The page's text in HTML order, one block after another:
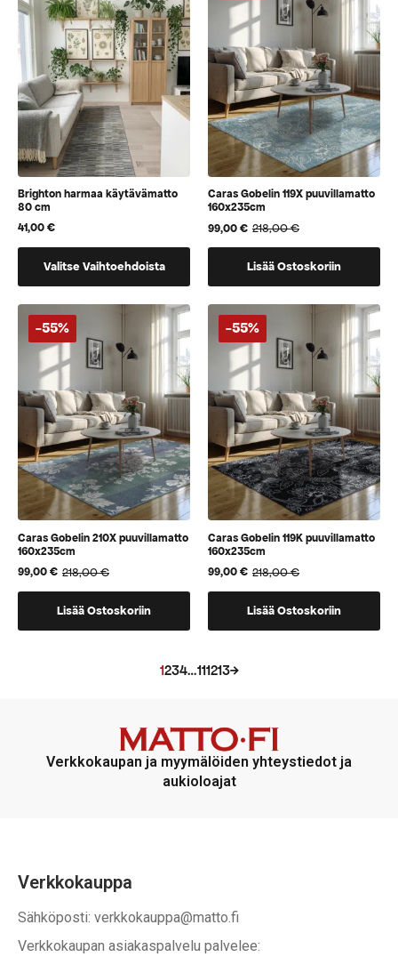
voidaan
valita
tuotteen
sivulla
Brighton harmaa käytävämatto
80 cm
41,00€
Valitse Vaihtoehdoista
vaihtoehtoja,
jotka
voidaan
valita
tuotteen
sivulla
Caras Gobelin 119X puuvillamatto
160x235cm
218,00€
Alkuperäinen
hinta
218,00 €.
99,00€
Nykyinen
hinta
99,00 €.Lisää Ostoskoriin
-55%
Caras Gobelin 210X puuvillamatto
160x235cm
218,00€
Alkuperäinen
hinta
218,00 €.
99,00€
Nykyinen
hinta
99,00 €.Lisää Ostoskoriin
-55%
Caras Gobelin 119K puuvillamatto
160x235cm
218,00€
Alkuperäinen
hinta
218,00 €.
99,00€
Nykyinen
hinta
99,00 €.Lisää Ostoskoriin
1234…111213→
Verkkokaupan ja myymälöiden yhteystiedot ja
aukioloajat
Verkkokauppa
Sähköposti: verkkokauppa@matto.fi
Verkkokaupan asiakaspalvelu palvelee: